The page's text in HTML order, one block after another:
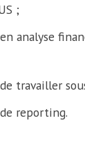
;
analyse
travailler
reporting.